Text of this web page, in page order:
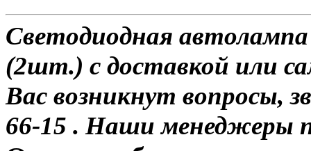
Светодиодная
(2шт.) с доставкой или
Вас возникнут вопросы,
66-15 . Наши менеджеры